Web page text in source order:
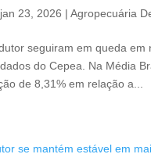
jan 23, 2026 |Agropecuária
seguiram em queda
do Cepea. Na Média
de 8,31% em relação a...